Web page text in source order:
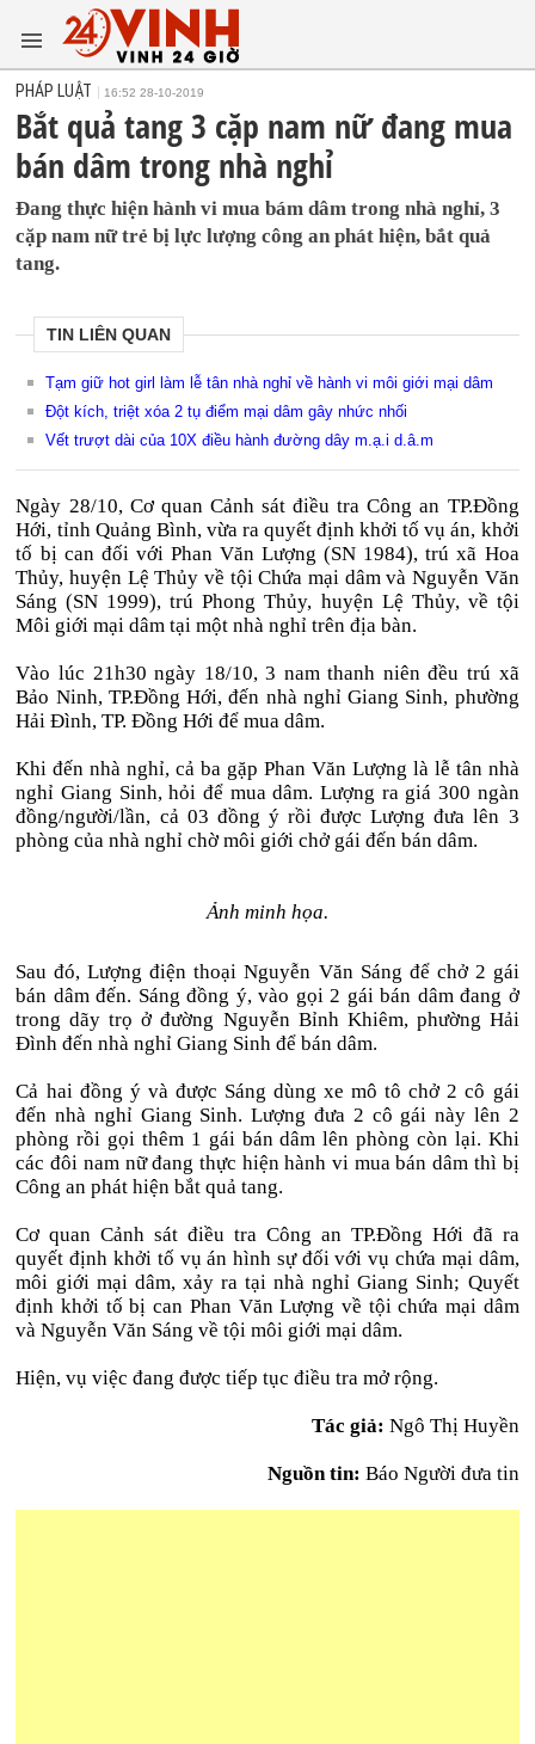
PHÁP LUẬT 16:52 28-10-2019
Bắt quả tang 3 cặp nam nữ đang mua
bán dâm trong nhà nghỉ
Đang thực hiện hành vi mua bám dâm trong nhà nghỉ, 3
cặp nam nữ trẻ bị lực lượng công an phát hiện, bắt quả
tang.
TIN LIÊN QUAN
Tạm giữ hot girl làm lễ tân nhà nghỉ về hành vi môi giới mại dâm
Đột kích, triệt xóa 2 tụ điểm mại dâm gây nhức nhối
Vết trượt dài của 10X điều hành đường dây m.ạ.i d.â.m
Ngày 28/10, Cơ quan Cảnh sát điều tra Công an TP.Đồng
Hới, tỉnh Quảng Bình, vừa ra quyết định khởi tố vụ án, khởi
tố bị can đối với Phan Văn Lượng (SN 1984), trú xã Hoa
Thủy, huyện Lệ Thủy về tội Chứa mại dâm và Nguyễn Văn
Sáng (SN 1999), trú Phong Thủy, huyện Lệ Thủy, về tội
Môi giới mại dâm tại một nhà nghỉ trên địa bàn.
Vào lúc 21h30 ngày 18/10, 3 nam thanh niên đều trú xã
Bảo Ninh, TP.Đồng Hới, đến nhà nghỉ Giang Sinh, phường
Hải Đình, TP. Đồng Hới để mua dâm.
Khi đến nhà nghỉ, cả ba gặp Phan Văn Lượng là lễ tân nhà
nghỉ Giang Sinh, hỏi để mua dâm. Lượng ra giá 300 ngàn
đồng/người/lần, cả 03 đồng ý rồi được Lượng đưa lên 3
phòng của nhà nghỉ chờ môi giới chở gái đến bán dâm.
Ảnh minh họa.
Sau đó, Lượng điện thoại Nguyễn Văn Sáng để chở 2 gái
bán dâm đến. Sáng đồng ý, vào gọi 2 gái bán dâm đang ở
trong dãy trọ ở đường Nguyễn Bỉnh Khiêm, phường Hải
Đình đến nhà nghỉ Giang Sinh để bán dâm.
Cả hai đồng ý và được Sáng dùng xe mô tô chở 2 cô gái
đến nhà nghỉ Giang Sinh. Lượng đưa 2 cô gái này lên 2
phòng rồi gọi thêm 1 gái bán dâm lên phòng còn lại. Khi
các đôi nam nữ đang thực hiện hành vi mua bán dâm thì bị
Công an phát hiện bắt quả tang.
Cơ quan Cảnh sát điều tra Công an TP.Đồng Hới đã ra
quyết định khởi tố vụ án hình sự đối với vụ chứa mại dâm,
môi giới mại dâm, xảy ra tại nhà nghỉ Giang Sinh; Quyết
định khởi tố bị can Phan Văn Lượng về tội chứa mại dâm
và Nguyễn Văn Sáng về tội môi giới mại dâm.
Hiện, vụ việc đang được tiếp tục điều tra mở rộng.
Tác giả: Ngô Thị Huyền
Nguồn tin: Báo Người đưa tin